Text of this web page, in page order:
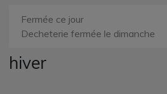
Fermée ce jour
Decheterie fermée le dimanche
hiver